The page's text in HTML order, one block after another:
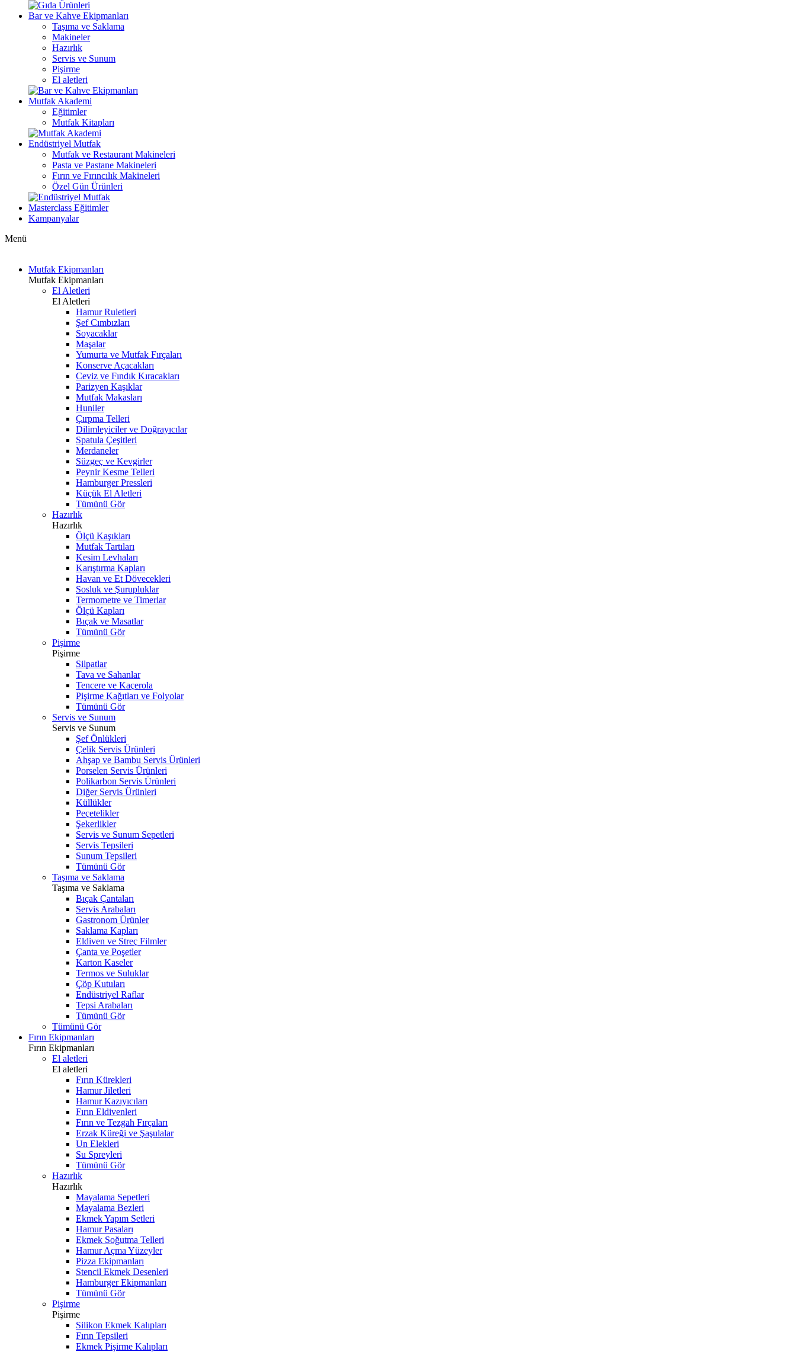
Bar ve Kahve Ekipmanları
Taşıma ve Saklama
Makineler
Hazırlık
Servis ve Sunum
Pişirme
El aletleri
Mutfak Akademi
Eğitimler
Mutfak Kitapları
Endüstriyel Mutfak
Mutfak ve Restaurant Makineleri
Pasta ve Pastane Makineleri
Fırın ve Fırıncılık Makineleri
Özel Gün Ürünleri
Masterclass Eğitimler
Kampanyalar
Menü
Mutfak Ekipmanları
Mutfak Ekipmanları
El Aletleri
El Aletleri
Hamur Ruletleri
Şef Cımbızları
Soyacaklar
Maşalar
Yumurta ve Mutfak Fırçaları
Konserve Açacakları
Ceviz ve Fındık Kıracakları
Parizyen Kaşıklar
Mutfak Makasları
Huniler
Çırpma Telleri
Dilimleyiciler ve Doğrayıcılar
Spatula Çeşitleri
Merdaneler
Süzgeç ve Kevgirler
Peynir Kesme Telleri
Hamburger Pressleri
Küçük El Aletleri
Tümünü Gör
Hazırlık
Hazırlık
Ölçü Kaşıkları
Mutfak Tartıları
Kesim Levhaları
Karıştırma Kapları
Havan ve Et Dövecekleri
Sosluk ve Şurupluklar
Termometre ve Timerlar
Ölçü Kapları
Bıçak ve Masatlar
Tümünü Gör
Pişirme
Pişirme
Silpatlar
Tava ve Sahanlar
Tencere ve Kaçerola
Pişirme Kağıtları ve Folyolar
Tümünü Gör
Servis ve Sunum
Servis ve Sunum
Şef Önlükleri
Çelik Servis Ürünleri
Ahşap ve Bambu Servis Ürünleri
Porselen Servis Ürünleri
Polikarbon Servis Ürünleri
Diğer Servis Ürünleri
Küllükler
Peçetelikler
Şekerlikler
Servis ve Sunum Sepetleri
Servis Tepsileri
Sunum Tepsileri
Tümünü Gör
Taşıma ve Saklama
Taşıma ve Saklama
Bıçak Çantaları
Servis Arabaları
Gastronom Ürünler
Saklama Kapları
Eldiven ve Streç Filmler
Çanta ve Poşetler
Karton Kaseler
Termos ve Suluklar
Çöp Kutuları
Endüstriyel Raflar
Tepsi Arabaları
Tümünü Gör
Tümünü Gör
Fırın Ekipmanları
Fırın Ekipmanları
El aletleri
El aletleri
Fırın Kürekleri
Hamur Jiletleri
Hamur Kazıyıcıları
Fırın Eldivenleri
Fırın ve Tezgah Fırçaları
Erzak Küreği ve Şaşulalar
Un Elekleri
Su Spreyleri
Tümünü Gör
Hazırlık
Hazırlık
Mayalama Sepetleri
Mayalama Bezleri
Ekmek Yapım Setleri
Hamur Pasaları
Ekmek Soğutma Telleri
Hamur Açma Yüzeyler
Pizza Ekipmanları
Stencil Ekmek Desenleri
Hamburger Ekipmanları
Tümünü Gör
Pişirme
Pişirme
Silikon Ekmek Kalıpları
Fırın Tepsileri
Ekmek Pişirme Kalıpları